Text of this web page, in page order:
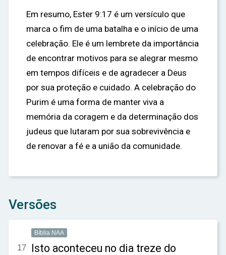
Em resumo, Ester 9:17 é um versículo que
marca o fim de uma batalha e o início de uma
celebração. Ele é um lembrete da importância
de encontrar motivos para se alegrar mesmo
em tempos difíceis e de agradecer a Deus
por sua proteção e cuidado. A celebração do
Purim é uma forma de manter viva a
memória da coragem e da determinação dos
judeus que lutaram por sua sobrevivência e
de renovar a fé e a união da comunidade.
Versões
Bíblia NAA
17 Isto aconteceu no dia treze do